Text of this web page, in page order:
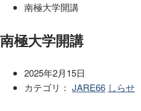
南極大学開講
南極大学開講
2025年2月15日
カテゴリ： JARE66 しらせ